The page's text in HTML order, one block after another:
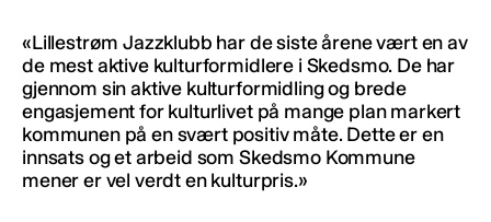
«Lillestrøm Jazzklubb har de siste årene vært en av
de mest aktive kulturformidlere i Skedsmo. De har
gjennom sin aktive kulturformidling og brede
engasjement for kulturlivet på mange plan markert
kommunen på en svært positiv måte. Dette er en
innsats og et arbeid som Skedsmo Kommune
mener er vel verdt en kulturpris.»